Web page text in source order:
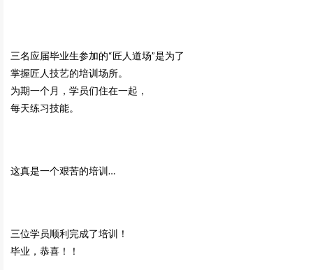
三名应届毕业生参加的“匠人道场”是为了
掌握匠人技艺的培训场所。
为期一个月，学员们住在一起，
每天练习技能。
这真是一个艰苦的培训…
三位学员顺利完成了培训！
毕业，恭喜！！